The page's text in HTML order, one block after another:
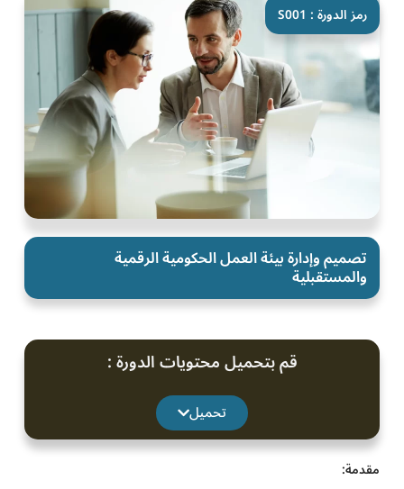
رمز الدورة : S001
تصميم وإدارة بيئة العمل الحكومية الرقمية
والمستقبلية
قم بتحميل محتويات الدورة :
تحميل
مقدمة: